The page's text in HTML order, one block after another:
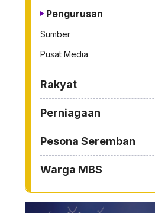
Pengurusan
Sumber
Pusat Media
Rakyat
Perniagaan
Pesona Seremban
Warga MBS